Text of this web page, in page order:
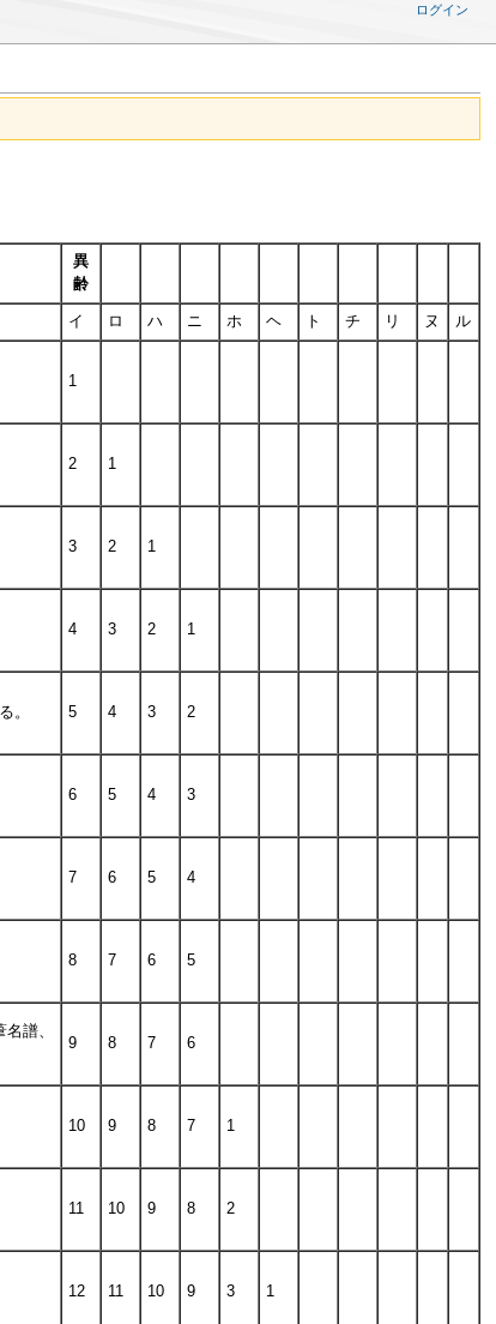
異
齢
イ ロ ハ ニ ホ ヘ ト チ リ ヌ ル
1
2 1
3 2 1
4 3 2 1
。 5 4 3 2
6 5 4 3
7 6 5 4
8 7 6 5
譜、
9 8 7 6
10 9 8 7 1
11 10 9 8 2
12 11 10 9 3 1
ログイン